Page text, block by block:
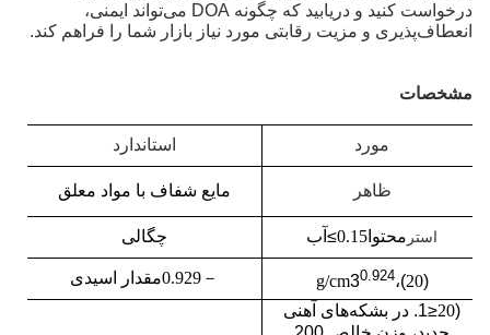
درخواست کنید و دریابید که چگونه DOA می‌تواند ایمنی،
انعطاف‌پذیری و مزیت رقابتی مورد نیاز بازار شما را فراهم کند.
مشخصات
مورد استاندارد
ظاهر مایع شفاف با مواد معلق
استر محتوا 0.15
≥ آب چگالی
(
20)، g/cm30.924
－
0.929مقدار اسیدی
(
20
≤ 1. در بشکه‌های آهنی